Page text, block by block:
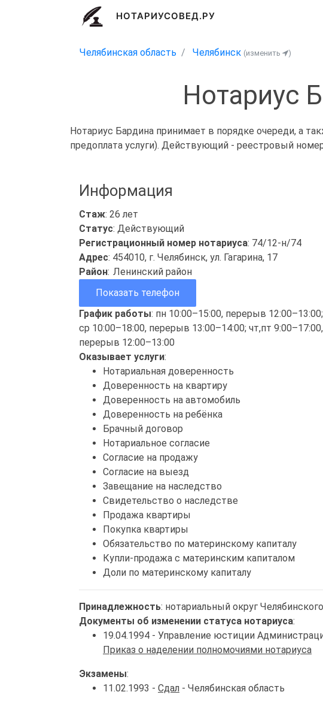
НОТАРИУСОВЕД.РУ
Челябинская область Челябинск (изменить )
Нотариус
Нотариус Бардина принимает в порядке очереди, а
предоплата услуги). Действующий - реестровый
Информация
Стаж: 26 лет
Статус: Действующий
Регистрационный номер нотариуса: 74/12-н/74
Адрес: 454010, г. Челябинск, ул. Гагарина, 17
Район: Ленинский район
Показать телефон
График работы: пн 10:00–15:00, перерыв
ср 10:00–18:00, перерыв 13:00–14:00; чт,пт
перерыв 12:00–13:00
Оказывает услуги:
Нотариальная доверенность
Доверенность на квартиру
Доверенность на автомобиль
Доверенность на ребёнка
Брачный договор
Нотариальное согласие
Согласие на продажу
Согласие на выезд
Завещание на наследство
Свидетельство о наследстве
Продажа квартиры
Покупка квартиры
Обязательство по материнскому капиталу
Купли-продажа с материнским капиталом
Доли по материнскому капиталу
Принадлежность: нотариальный округ
Документы об изменении статуса нотариуса:
19.04.1994 - Управление юстиции
Приказ о наделении полномочиями нотариуса
Экзамены:
11.02.1993 - Сдал - Челябинская область